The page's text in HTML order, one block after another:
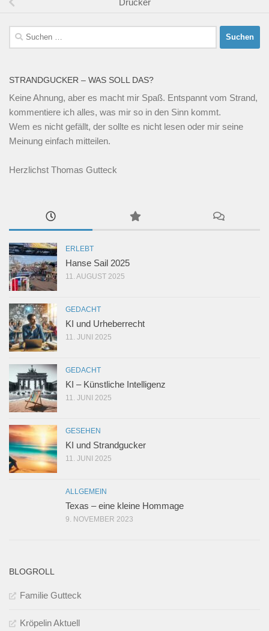
Suchen
nach:
STRANDGUCKER – WAS SOLL DAS?
Keine Ahnung, aber es macht mir Spaß. Entspannt vom Strand,
kommentiere ich alles, was mir so in den Sinn kommt.
Wem es nicht gefällt, der sollte es nicht lesen oder mir seine
Meinung einfach mitteilen.
Herzlichst Thomas Gutteck
ERLEBT
Hanse Sail 2025
11. AUGUST 2025
GEDACHT
KI und Urheberrecht
11. JUNI 2025
GEDACHT
KI – Künstliche Intelligenz
11. JUNI 2025
GESEHEN
KI und Strandgucker
11. JUNI 2025
ALLGEMEIN
Texas – eine kleine Hommage
9. NOVEMBER 2023
BLOGROLL
Familie Gutteck
Kröpelin Aktuell